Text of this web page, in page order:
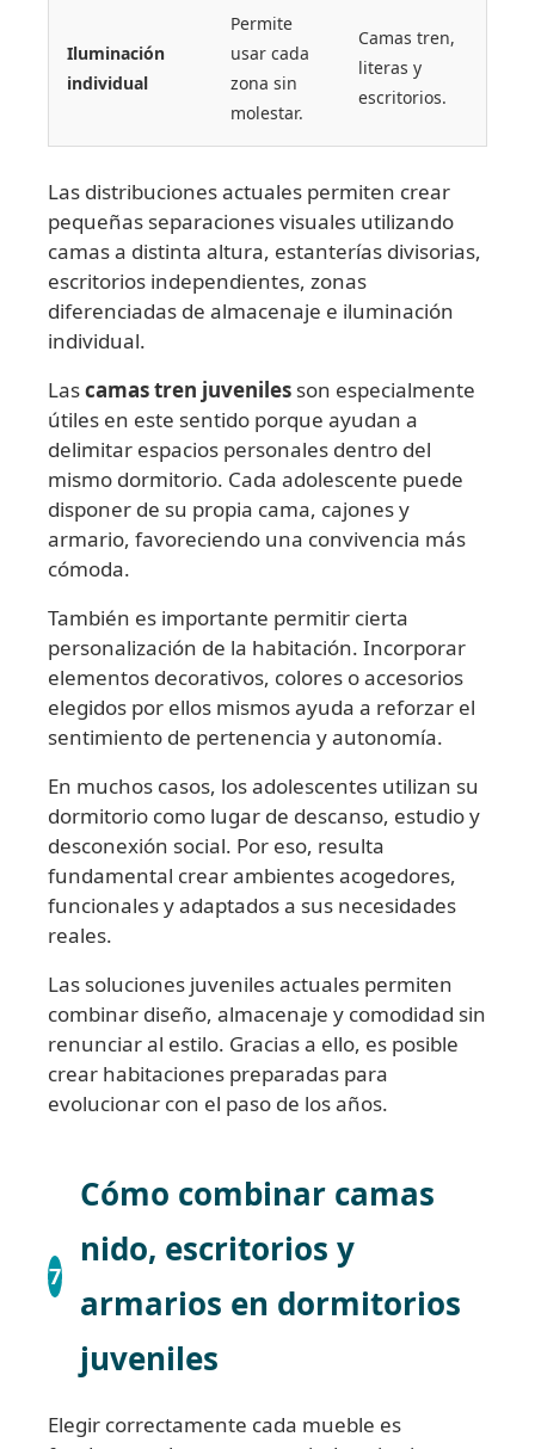
Iluminación
individual
Permite
usar cada
zona sin
molestar.
Camas tren,
literas y
escritorios.
Las distribuciones actuales permiten crear
pequeñas separaciones visuales utilizando
camas a distinta altura, estanterías divisorias,
escritorios independientes, zonas
diferenciadas de almacenaje e iluminación
individual.
Lascamas tren juveniles son especialmente
útiles en este sentido porque ayudan a
delimitar espacios personales dentro del
mismo dormitorio. Cada adolescente puede
disponer de su propia cama, cajones y
armario, favoreciendo una convivencia más
cómoda.
También es importante permitir cierta
personalización de la habitación. Incorporar
elementos decorativos, colores o accesorios
elegidos por ellos mismos ayuda a reforzar el
sentimiento de pertenencia y autonomía.
En muchos casos, los adolescentes utilizan su
dormitorio como lugar de descanso, estudio y
desconexión social. Por eso, resulta
fundamental crear ambientes acogedores,
funcionales y adaptados a sus necesidades
reales.
Las soluciones juveniles actuales permiten
combinar diseño, almacenaje y comodidad sin
renunciar al estilo. Gracias a ello, es posible
crear habitaciones preparadas para
evolucionar con el paso de los años.
7
Cómo combinar camas
nido, escritorios y
armarios en dormitorios
juveniles
Elegir correctamente cada mueble es